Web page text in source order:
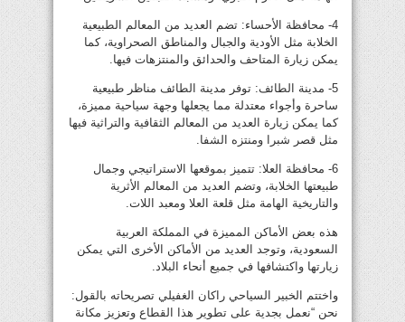
4- محافظة الأحساء: تضم العديد من المعالم الطبيعية
الخلابة مثل الأودية والجبال والمناطق الصحراوية، كما
يمكن زيارة المتاحف والحدائق والمنتزهات فيها.
5- مدينة الطائف: توفر مدينة الطائف مناظر طبيعية
ساحرة وأجواء معتدلة مما يجعلها وجهة سياحية مميزة،
كما يمكن زيارة العديد من المعالم الثقافية والتراثية فيها
مثل قصر شبرا ومنتزه الشفا.
6- محافظة العلا: تتميز بموقعها الاستراتيجي وجمال
طبيعتها الخلابة، وتضم العديد من المعالم الأثرية
والتاريخية الهامة مثل قلعة العلا ومعبد اللات.
هذه بعض الأماكن المميزة في المملكة العربية
السعودية، وتوجد العديد من الأماكن الأخرى التي يمكن
زيارتها واكتشافها في جميع أنحاء البلاد.
واختتم الخبير السياحي راكان الغفيلي تصريحاته بالقول:
نحن “نعمل بجدية على تطوير هذا القطاع وتعزيز مكانة